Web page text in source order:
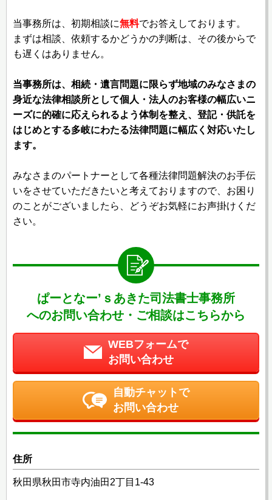
当事務所は、初期相談に無料でお答えしております。
まずは相談、依頼するかどうかの判断は、その後からで
も遅くはありません。
当事務所は、相続・遺言問題に限らず地域のみなさまの
身近な法律相談所として個人・法人のお客様の幅広いニ
ーズに的確に応えられるよう体制を整え、登記・供託を
はじめとする多岐にわたる法律問題に幅広く対応いたし
ます。
みなさまのパートナーとして各種法律問題解決のお手伝
いをさせていただきたいと考えておりますので、お困り
のことがございましたら、どうぞお気軽にお声掛けくだ
さい。
ぱーとなー’ｓあきた司法書士事務所
へのお問い合わせ・ご相談はこちらから
WEBフォームで
お問い合わせ
自動チャットで
お問い合わせ
住所
秋田県秋田市寺内油田2丁目1-43